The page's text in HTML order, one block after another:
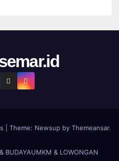
Theme: Newsupby Themeansar.
BUDAYAUMKM & LOWONGAN